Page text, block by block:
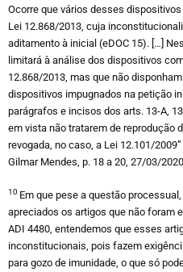
Ocorre que vários desses
Lei 12.868/2013, cuja
aditamento à inicial (eDOC 15). […]
limitará à análise dos dispositivos
12.868/2013, mas que não
dispositivos impugnados na petição
parágrafos e incisos dos arts. 13-A,
em vista não tratarem de reprodução
revogada, no caso, a Lei 12.101/
Gilmar Mendes, p. 18 a 20, 27/03/
10 Em que pese a questão
apreciados os artigos que não foram
ADI 4480, entendemos que esses
inconstitucionais, pois fazem
para gozo de imunidade, o que só